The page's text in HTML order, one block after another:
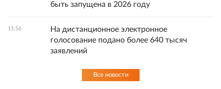
быть запущена в 2026 году
11:56
На дистанционное электронное
голосование подано более 640 тысяч
заявлений
Все новости